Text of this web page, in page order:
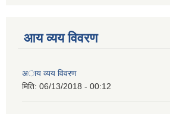
आय व्यय विवरण
अाय व्यय विवरण
मिति: 06/13/2018 - 00:12